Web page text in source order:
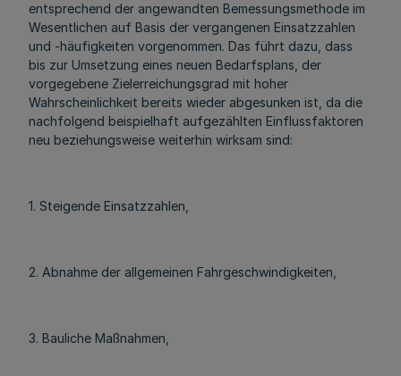
entsprechend der angewandten Bemessungsmethode im
Wesentlichen auf Basis der vergangenen Einsatzzahlen
und -häufigkeiten vorgenommen. Das führt dazu, dass
bis zur Umsetzung eines neuen Bedarfsplans, der
vorgegebene Zielerreichungsgrad mit hoher
Wahrscheinlichkeit bereits wieder abgesunken ist, da die
nachfolgend beispielhaft aufgezählten Einflussfaktoren
neu beziehungsweise weiterhin wirksam sind:
1. Steigende Einsatzzahlen,
2. Abnahme der allgemeinen Fahrgeschwindigkeiten,
3. Bauliche Maßnahmen,